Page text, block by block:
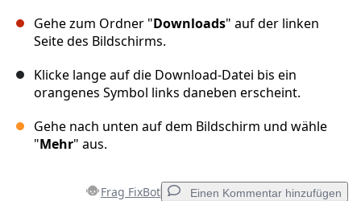
Gehe zum Ordner "Downloads" auf der linken
Seite des Bildschirms.
Klicke lange auf die Download-Datei bis ein
orangenes Symbol links daneben erscheint.
Gehe nach unten auf dem Bildschirm und wähle
"Mehr" aus.
Frag FixBot Einen Kommentar hinzufügen